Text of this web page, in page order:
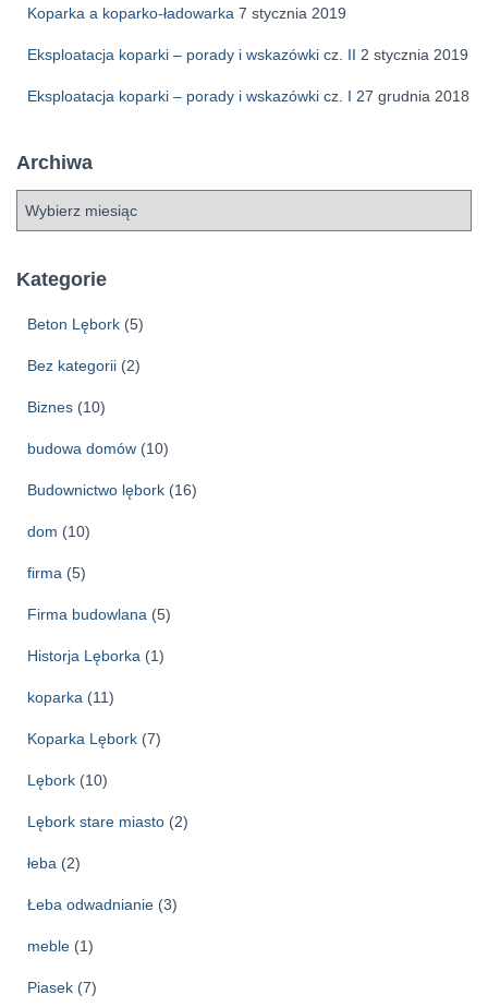
Koparka a koparko-ładowarka 7 stycznia 2019
Eksploatacja koparki – porady i wskazówki cz. II 2 stycznia 2019
Eksploatacja koparki – porady i wskazówki cz. I 27 grudnia 2018
Archiwa
h
Kategorie
Beton Lębork (5)
Bez kategorii (2)
Biznes (10)
budowa domów (10)
Budownictwo lębork (16)
dom (10)
firma (5)
Firma budowlana (5)
Historja Lęborka (1)
koparka (11)
Koparka Lębork (7)
Lębork (10)
Lębork stare miasto (2)
łeba (2)
Łeba odwadnianie (3)
meble (1)
Piasek (7)